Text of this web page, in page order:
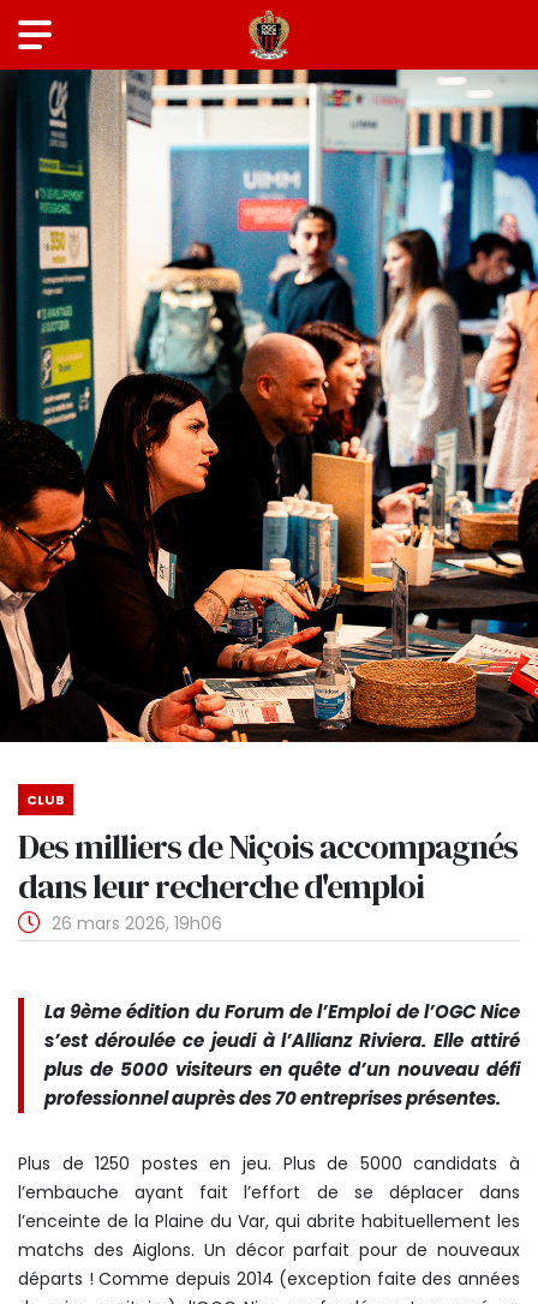
CLUB
Des milliers de Niçois accompagnés
dans leur recherche d'emploi
26 mars 2026, 19h06
La 9ème édition du Forum de l’Emploi de l’OGC Nice
s’est déroulée ce jeudi à l’Allianz Riviera. Elle attiré
plus de 5000 visiteurs en quête d’un nouveau défi
professionnel auprès des 70 entreprises présentes.
Plus de 1250 postes en jeu. Plus de 5000 candidats à
l’embauche ayant fait l’effort de se déplacer dans
l’enceinte de la Plaine du Var, qui abrite habituellement les
matchs des Aiglons. Un décor parfait pour de nouveaux
départs ! Comme depuis 2014 (exception faite des années